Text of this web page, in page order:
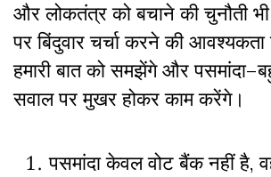
और लोकतंत्र को बचाने की चुनौती भी
पर बिंदुवार चर्चा करने की आवश्यकता
हमारी बात को समझेंगे और पसमांदा–
सवाल पर मुखर होकर काम करेंगे।
पसमांदा केवल वोट बैंक नहीं है,